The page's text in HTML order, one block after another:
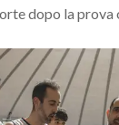
dopo la prova